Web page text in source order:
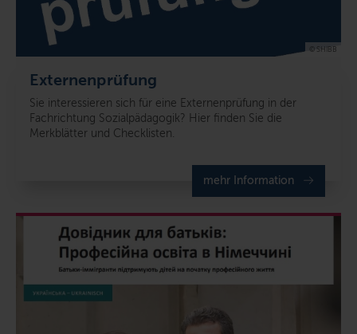
Externenprüfung
Sie interessieren sich für eine Externenprüfung in der
Fachrichtung Sozialpädagogik? Hier finden Sie die
Merkblätter und Checklisten.
mehr Information
© SHIBB